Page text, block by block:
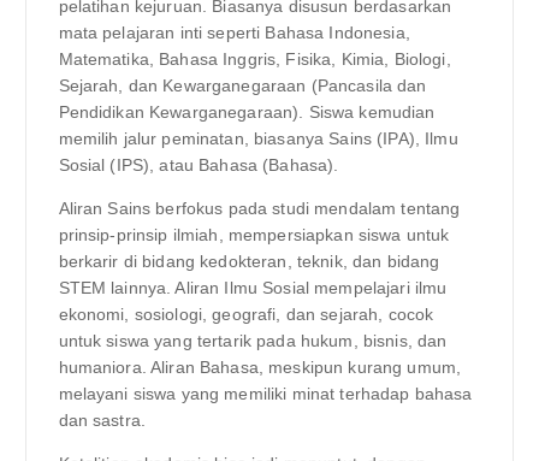
pelatihan kejuruan. Biasanya disusun berdasarkan
mata pelajaran inti seperti Bahasa Indonesia,
Matematika, Bahasa Inggris, Fisika, Kimia, Biologi,
Sejarah, dan Kewarganegaraan (Pancasila dan
Pendidikan Kewarganegaraan). Siswa kemudian
memilih jalur peminatan, biasanya Sains (IPA), Ilmu
Sosial (IPS), atau Bahasa (Bahasa).
Aliran Sains berfokus pada studi mendalam tentang
prinsip-prinsip ilmiah, mempersiapkan siswa untuk
berkarir di bidang kedokteran, teknik, dan bidang
STEM lainnya. Aliran Ilmu Sosial mempelajari ilmu
ekonomi, sosiologi, geografi, dan sejarah, cocok
untuk siswa yang tertarik pada hukum, bisnis, dan
humaniora. Aliran Bahasa, meskipun kurang umum,
melayani siswa yang memiliki minat terhadap bahasa
dan sastra.